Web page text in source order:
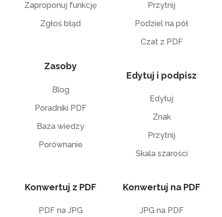
Zaproponuj funkcję
Zgłoś błąd
Zasoby
Blog
Poradniki PDF
Baza wiedzy
Porównanie
Przytnij
Podziel na pół
Czat z PDF
Edytuj i podpisz
Edytuj
Znak
Przytnij
Skala szarości
Konwertuj z PDF
PDF na JPG
Konwertuj na PDF
JPG na PDF